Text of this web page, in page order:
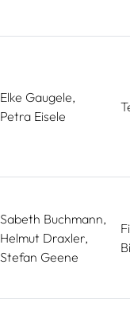
Elke Gaugele,
Petra Eisele
Sabeth Buchmann,
Helmut Draxler,
Stefan Geene